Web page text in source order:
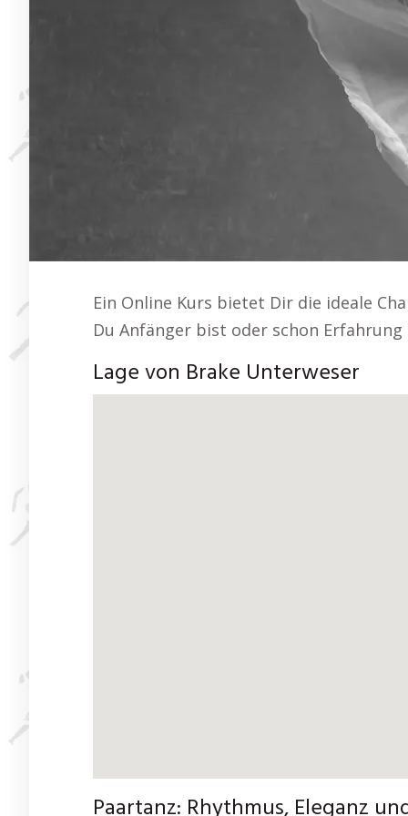
Ein Online Kurs bietet Dir die ideale
Du Anfänger bist oder schon
Lage von Brake Unterweser
Paartanz: Rhythmus, Eleganz